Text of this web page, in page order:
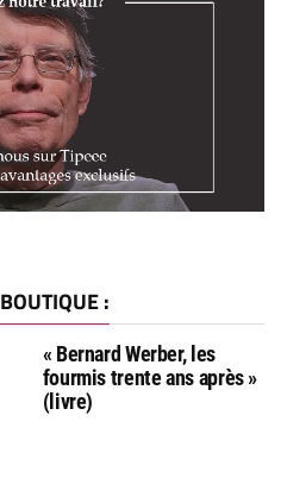
:
« Bernard Werber, les
fourmis trente ans après »
(livre)